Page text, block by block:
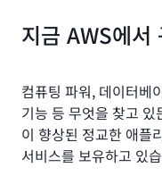
지금 AWS에서
컴퓨팅 파워, 데이터베
기능 등 무엇을 찾고
이 향상된 정교한 애플
서비스를 보유하고 있